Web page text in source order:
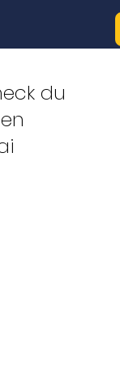
du